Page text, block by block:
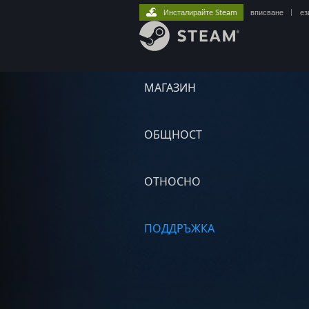
МАГАЗИН
ОБЩНОСТ
ОТНОСНО
ПОДДРЪЖКА
Инсталирайте Steam вписване